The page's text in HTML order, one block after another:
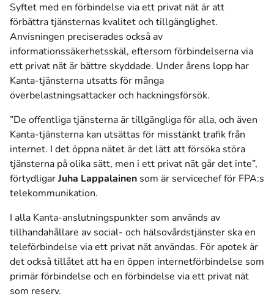
Syftet med en förbindelse via ett privat nät är att
förbättra tjänsternas kvalitet och tillgänglighet.
Anvisningen preciserades också av
informationssäkerhetsskäl, eftersom förbindelserna via
ett privat nät är bättre skyddade. Under årens lopp har
Kanta-tjänsterna utsatts för många
överbelastningsattacker och hackningsförsök.
”De offentliga tjänsterna är tillgängliga för alla, och även
Kanta-tjänsterna kan utsättas för misstänkt trafik från
internet. I det öppna nätet är det lätt att försöka störa
tjänsterna på olika sätt, men i ett privat nät går det inte”,
förtydligarJuha Lappalainen som är servicechef för FPA:s
telekommunikation.
I alla Kanta-anslutningspunkter som används av
tillhandahållare av social- och hälsovårdstjänster ska en
teleförbindelse via ett privat nät användas. För apotek är
det också tillåtet att ha en öppen internetförbindelse som
primär förbindelse och en förbindelse via ett privat nät
som reserv.